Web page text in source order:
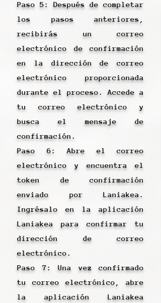
Paso 5: Después de completar
los pasos anteriores,
recibirás un correo
electrónico de confirmación
en la dirección de correo
electrónico proporcionada
durante el proceso. Accede a
tu correo electrónico y
busca el mensaje de
confirmación.
Paso 6: Abre el correo
electrónico y encuentra el
token de confirmación
enviado por Laniakea.
Ingrésalo en la aplicación
Laniakea para confirmar tu
dirección de correo
electrónico.
Paso 7: Una vez confirmado
tu correo electrónico, abre
la aplicación Laniakea